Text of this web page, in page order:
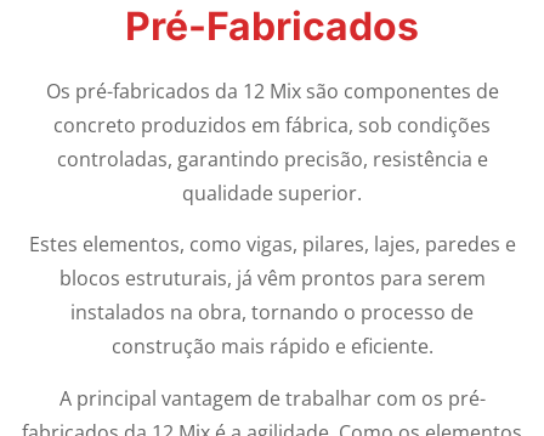
Pré-Fabricados
Os pré-fabricados da 12 Mix são componentes de
concreto produzidos em fábrica, sob condições
controladas, garantindo precisão, resistência e
qualidade superior.
Estes elementos, como vigas, pilares, lajes, paredes e
blocos estruturais, já vêm prontos para serem
instalados na obra, tornando o processo de
construção mais rápido e eficiente.
A principal vantagem de trabalhar com os pré-